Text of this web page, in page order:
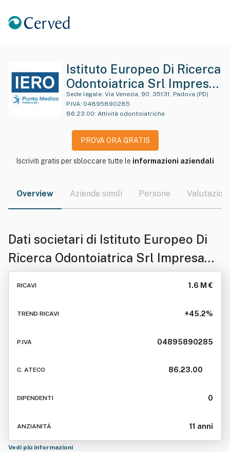
Istituto Europeo Di Ricerca
Odontoiatrica Srl Impresa
Sociale
Sede legale: Via Venezia, 90, 35131, Padova (PD)
P.IVA: 04895890285
86.23.00: Attività odontoiatriche
PROVA ORA GRATIS
Iscriviti gratis per sbloccare tutte le informazioni aziendali
Overview Aziende simili Persone Valutazioni
Dati societari di Istituto Europeo Di
Ricerca Odontoiatrica Srl Impresa
Sociale
RICAVI 1.6 M €
TREND RICAVI +45.2%
P.IVA 04895890285
C. ATECO 86.23.00
DIPENDENTI 0
ANZIANITÁ 11 anni
Vedi più informazioni